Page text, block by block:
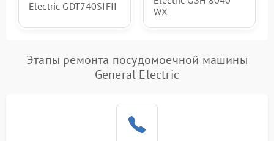
Electric GDT740SIFII
WX
Этапы ремонта посудомоечной машины
General Electric